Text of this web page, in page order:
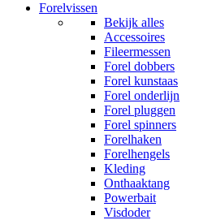
Forelvissen
Bekijk alles
Accessoires
Fileermessen
Forel dobbers
Forel kunstaas
Forel onderlijn
Forel pluggen
Forel spinners
Forelhaken
Forelhengels
Kleding
Onthaaktang
Powerbait
Visdoder